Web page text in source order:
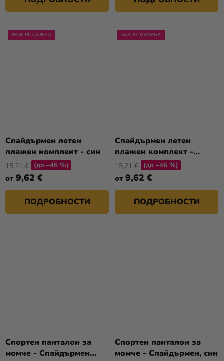
РАЗПРОДАЖБА
Спайдърмен летен
плажен комплект - син
от 9,62 €
15,21 € (до –46 %)
ПОДРОБНОСТИ
РАЗПРОДАЖБА
Спайдърмен летен
плажен комплект -
черен
от 9,62 €
15,21 € (до –46 %)
ПОДРОБНОСТИ
Спортен панталон за
момче - Спайдърмен
Спортен панталон за
момче - Спайдърмен, син